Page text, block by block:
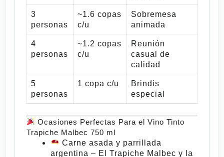
3
personas
~1.6 copas
c/u
Sobremesa
animada
4
personas
~1.2 copas
c/u
Reunión
casual de
calidad
5
personas
1 copa c/u
Brindis
especial
Ocasiones Perfectas Para el Vino Tinto
Trapiche Malbec 750 ml
Carne asada y parrillada
argentina – El Trapiche Malbec y la